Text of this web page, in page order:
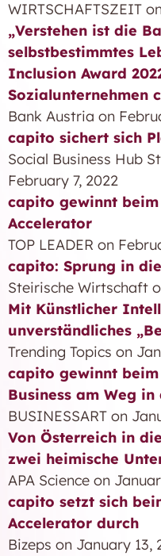
WIRTSCHAFTSZEIT
„Verstehen ist die
selbstbestimmtes
Inclusion Award
Sozialunternehmen
Bank Austria on
capito sichert sich
Social Business Hub
February 7, 2022
capito gewinnt
Accelerator
TOP LEADER on
capito: Sprung in
Steirische Wirtschaft
Mit Künstlicher
unverständliches
Trending Topics on
capito gewinnt
Business am Weg
BUSINESSART on
Von Österreich in
zwei heimische
APA Science on
capito setzt sich
Accelerator durch
Bizeps on January 13,